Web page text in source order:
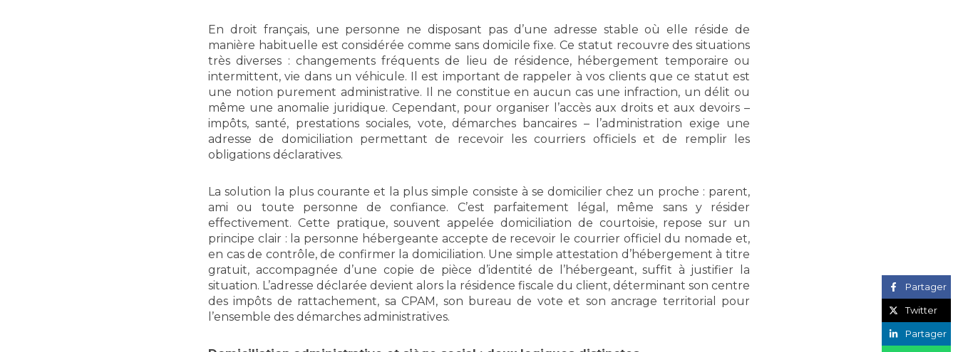
En droit français, une personne ne disposant pas d’une adresse stable où elle réside de
manière habituelle est considérée comme sans domicile fixe. Ce statut recouvre des situations
très diverses : changements fréquents de lieu de résidence, hébergement temporaire ou
intermittent, vie dans un véhicule. Il est important de rappeler à vos clients que ce statut est
une notion purement administrative. Il ne constitue en aucun cas une infraction, un délit ou
même une anomalie juridique. Cependant, pour organiser l’accès aux droits et aux devoirs –
impôts, santé, prestations sociales, vote, démarches bancaires – l’administration exige une
adresse de domiciliation permettant de recevoir les courriers officiels et de remplir les
obligations déclaratives.
La solution la plus courante et la plus simple consiste à se domicilier chez un proche : parent,
ami ou toute personne de confiance. C’est parfaitement légal, même sans y résider
effectivement. Cette pratique, souvent appelée domiciliation de courtoisie, repose sur un
principe clair : la personne hébergeante accepte de recevoir le courrier officiel du nomade et,
en cas de contrôle, de confirmer la domiciliation. Une simple attestation d’hébergement à titre
gratuit, accompagnée d’une copie de pièce d’identité de l’hébergeant, suffit à justifier la
situation. L’adresse déclarée devient alors la résidence fiscale du client, déterminant son centre
des impôts de rattachement, sa CPAM, son bureau de vote et son ancrage territorial pour
l’ensemble des démarches administratives.
Partager
Twitter
Partager